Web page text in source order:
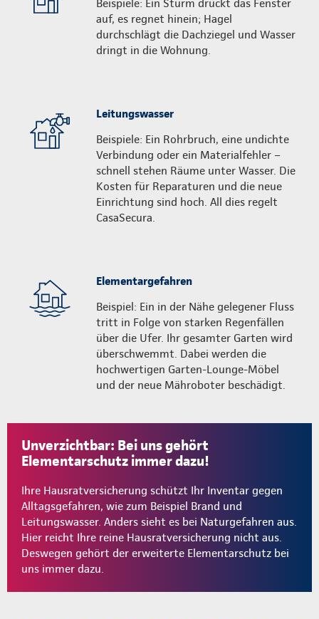
Beispiele: Ein Sturm drückt das Fenster
auf, es regnet hinein; Hagel
durchschlägt die Dachziegel und Wasser
dringt in die Wohnung.
Leitungswasser
Beispiele: Ein Rohrbruch, eine undichte
Verbindung oder ein Materialfehler –
schnell stehen Räume unter Wasser. Die
Kosten für Reparaturen und die neue
Einrichtung sind hoch. All dies regelt
CasaSecura.
Elementargefahren
Beispiel: Ein in der Nähe gelegener Fluss
tritt in Folge von starken Regenfällen
über die Ufer. Ihr gesamter Garten wird
überschwemmt. Dabei werden die
hochwertigen Garten-Lounge-Möbel
und der neue Mähroboter beschädigt.
Unverzichtbar: Bei uns gehört
Elementarschutz immer dazu!
Ihre Hausratversicherung schützt Ihr Inventar gegen
Alltagsgefahren, wie zum Beispiel Brand und
Leitungswasser. Anders sieht es bei Naturgefahren aus.
Hier reicht Ihre reine Hausratversicherung nicht aus.
Deswegen gehört der erweiterte Elementarschutz bei
uns immer dazu.